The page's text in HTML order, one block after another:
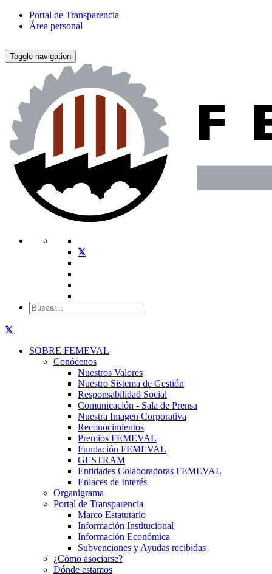
Portal de Transparencia
Área personal
Toggle navigation
SOBRE FEMEVAL
Conócenos
Nuestros Valores
Nuestro Sistema de Gestión
Responsabilidad Social
Comunicación - Sala de Prensa
Nuestra Imagen Corporativa
Reconocimientos
Premios FEMEVAL
Fundación FEMEVAL
GESTRAM
Entidades Colaboradoras FEMEVAL
Enlaces de Interés
Organigrama
Portal de Transparencia
Marco Estatutario
Información Institucional
Información Económica
Subvenciones y Ayudas recibidas
¿Cómo asociarse?
Dónde estamos